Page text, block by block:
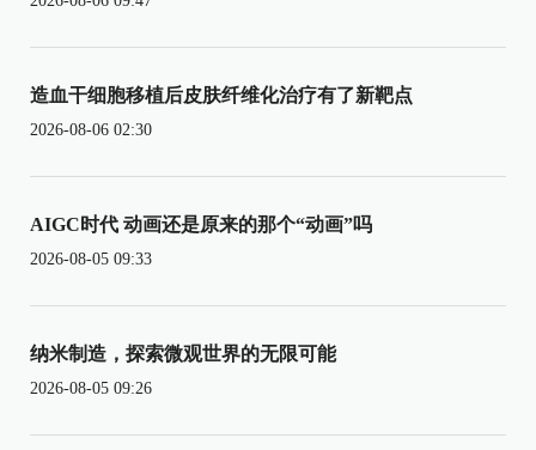
造血干细胞移植后皮肤纤维化治疗有了新靶点
2026-08-06 02:30
AIGC时代 动画还是原来的那个“动画”吗
2026-08-05 09:33
纳米制造，探索微观世界的无限可能
2026-08-05 09:26